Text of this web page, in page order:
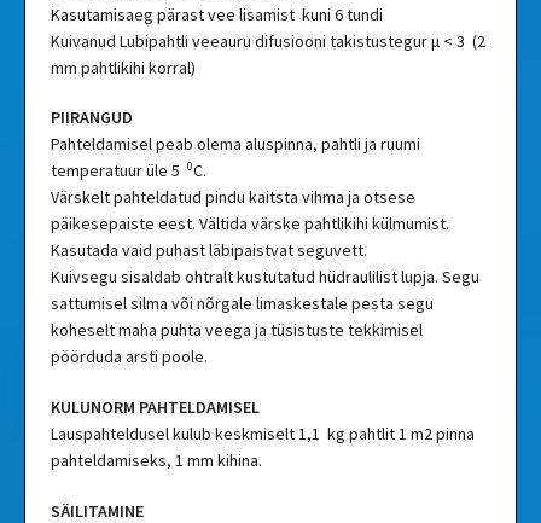
Kasutamisaeg pärast vee lisamist kuni 6 tundi
Kuivanud Lubipahtli veeauru difusiooni takistustegur μ < 3 (2
mm pahtlikihi korral)
PIIRANGUD
Pahteldamisel peab olema aluspinna, pahtli ja ruumi
temperatuur üle 5 0C.
Värskelt pahteldatud pindu kaitsta vihma ja otsese
päikesepaiste eest. Vältida värske pahtlikihi külmumist.
Kasutada vaid puhast läbipaistvat seguvett.
Kuivsegu sisaldab ohtralt kustutatud hüdraulilist lupja. Segu
sattumisel silma või nõrgale limaskestale pesta segu
koheselt maha puhta veega ja tüsistuste tekkimisel
pöörduda arsti poole.
KULUNORM PAHTELDAMISEL
Lauspahteldusel kulub keskmiselt 1,1 kg pahtlit 1 m2 pinna
pahteldamiseks, 1 mm kihina.
SÄILITAMINE